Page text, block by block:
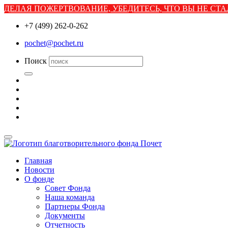
ДЕЛАЯ ПОЖЕРТВОВАНИЕ, УБЕДИТЕСЬ, ЧТО ВЫ НЕ
+7 (499) 262-0-262
pochet@pochet.ru
Поиск
Главная
Новости
О фонде
Совет Фонда
Наша команда
Партнеры Фонда
Документы
Отчетность